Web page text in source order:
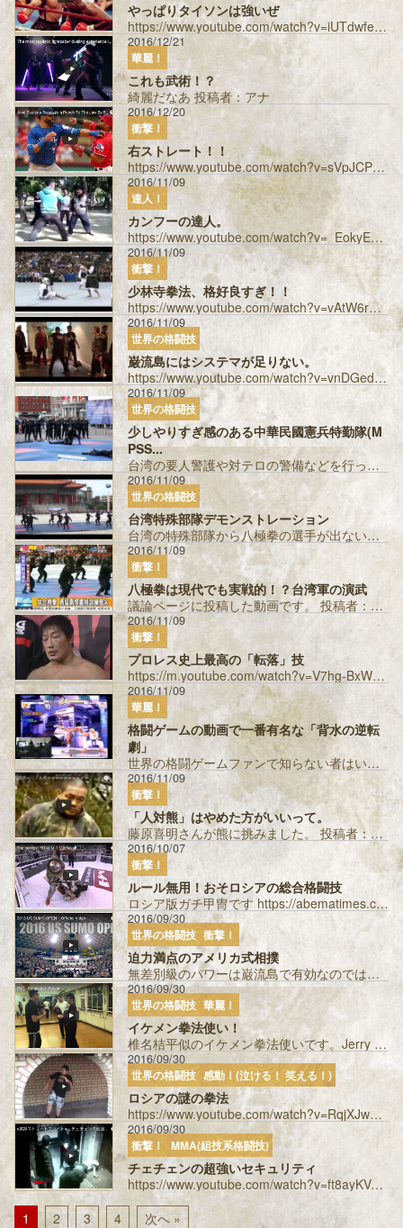
やっぱりタイソンは強いぜ
https://www.youtube.com/watch?v=iUTdwfe5xsk たまに観てる 投稿者：ぶろしー ...
2016/12/21
華麗！
これも武術！？
綺麗だなあ 投稿者：アナ
2016/12/20
衝撃！
右ストレート！！
https://www.youtube.com/watch?v=sVpJCPwrUes 巌流島がスカウトするべき？ 投稿者：ち...
2016/11/09
達人！
カンフーの達人。
https://www.youtube.com/watch?v=_EokyEhhkVY 渡辺師範と戦って欲しい。 投稿者：アニ...
2016/11/09
衝撃！
少林寺拳法、格好良すぎ！！
https://www.youtube.com/watch?v=vAtW6rNNplI リアル喧嘩稼業な感じ。 投稿者：アニマルアキ �...
2016/11/09
世界の格闘技
巌流島にはシステマが足りない。
https://www.youtube.com/watch?v=vnDGedaz5no この脱力した華麗な動きはシステマ特有の物、巌流島で見...
2016/11/09
世界の格闘技
少しやりすぎ感のある中華民國憲兵特勤隊(M
PSS...
台湾の要人警護や対テロの警備などを行っている特殊部隊のデモンストレーションです。 映像の3：55ぐらいから出てくる白色の丸い盾は、中国の伝統...
2016/11/09
世界の格闘技
台湾特殊部隊デモンストレーション
台湾の特殊部隊から八極拳の選手が出ないかなぁ・・・。 投稿者：ぶらっく ...
2016/11/09
衝撃！
八極拳は現代でも実戦的！？台湾軍の演武
議論ページに投稿した動画です。 投稿者：ぶらっく ...
2016/11/09
衝撃！
プロレス史上最高の「転落」技
https://m.youtube.com/watch?v=V7hg-BxWUHw 2003年3月1日の三沢光晴対小橋建太の試合です。 31...
2016/11/09
華麗！
格闘ゲームの動画で一番有名な「背水の逆転
劇」
世界の格闘ゲームファンで知らない者はいないくらい有名な梅原大吾さんのプレイ動画です。 一つでも技が当たったら負けるという状況で、全部ガードし...
2016/11/09
衝撃！
「人対熊」はやめた方がいいって。
藤原喜明さんが熊に挑みました。 投稿者：Ｗミノル ...
2016/10/07
衝撃！
ルール無用！おそロシアの総合格闘技
ロシア版ガチ甲冑です https://abematimes.com/posts/1199989 投稿者：サンS...
2016/09/30
世界の格闘技 衝撃！
迫力満点のアメリカ式相撲
無差別級のパワーは巌流島で有効なのではないか 投稿者：サンS...
2016/09/30
世界の格闘技 華麗！
イケメン拳法使い！
椎名桔平似のイケメン拳法使いです。Jerry yeungさんという方です。詠春拳の達人です。 投稿者：uedabasil...
2016/09/30
世界の格闘技 感動！(泣ける！ 笑える！)
ロシアの謎の拳法
https://www.youtube.com/watch?v=RqjXJwQPhGo 強いのか弱いのかイマイチわからない、見ると微妙な気持...
2016/09/30
衝撃！
MMA(組技系格闘技)
チェチェンの超強いセキュリティ
https://www.youtube.com/watch?v=ft8ayKVgTeU 初めて見たとき衝撃を受けました。巌流島に上がってほし...
1
2 3 4 次へ »